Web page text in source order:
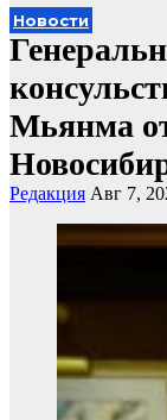
Новости
Мьянма
Редакция Авг 7,